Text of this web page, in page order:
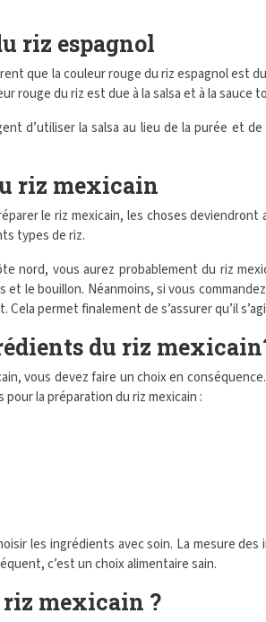
riz espagnol
que la couleur rouge du riz espagnol est
rouge du riz est due à la salsa et à la sauce
d’utiliser la salsa au lieu de la purée et
riz mexicain
le riz mexicain, les choses
types de riz.
nord, vous aurez probablement du riz
le bouillon. Néanmoins, si vous
permet finalement de s’assurer qu’il
du riz
vous devez faire un choix en
la préparation du riz mexicain :
les ingrédients avec soin. La mesure
c’est un choix alimentaire sain.
mexicain ?